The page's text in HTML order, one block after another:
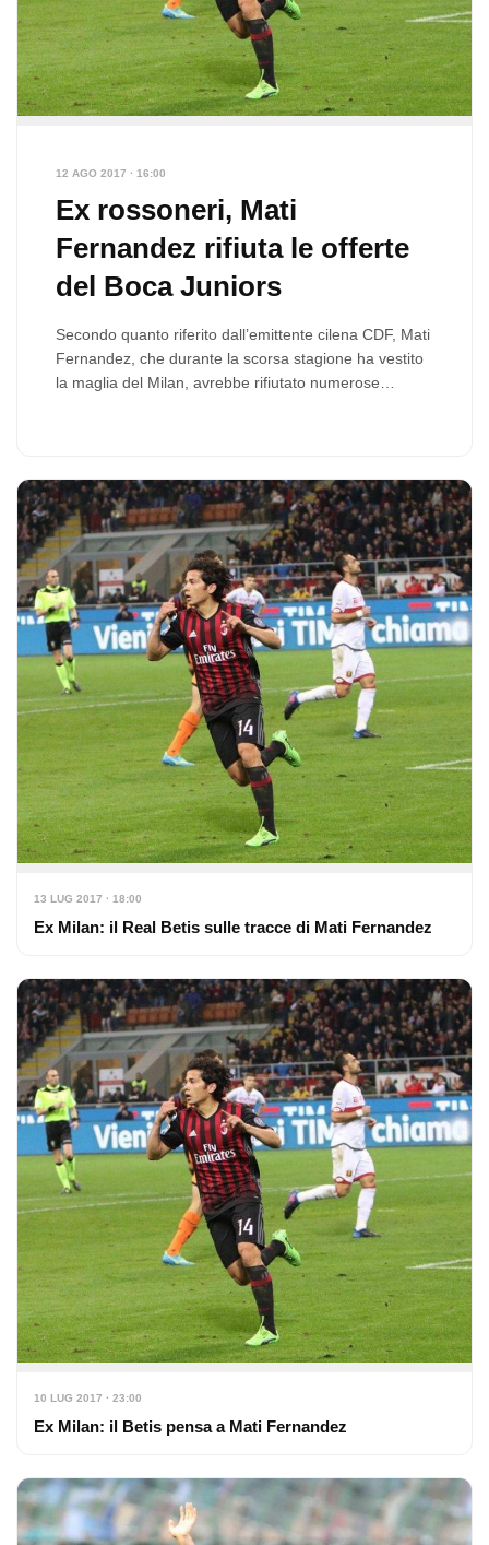
12 AGO 2017 · 16:00
Ex rossoneri, Mati
Fernandez rifiuta le offerte
del Boca Juniors
Secondo quanto riferito dall’emittente cilena CDF, Mati
Fernandez, che durante la scorsa stagione ha vestito
la maglia del Milan, avrebbe rifiutato numerose
13 LUG 2017 · 18:00
Ex Milan: il Real Betis sulle tracce di Mati Fernandez
10 LUG 2017 · 23:00
Ex Milan: il Betis pensa a Mati Fernandez